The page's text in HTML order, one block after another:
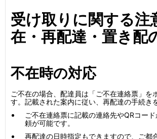
受け取りに関する注
在・再配達・置き配
不在時の対応
ご不在の場合、配達員は「ご不在連絡票」を
す。記載された案内に従い、再配達の手続き
ご不在連絡票に記載の連絡先やQRコー
頼が可能です。
再配達の日時指定もできますので、ご都